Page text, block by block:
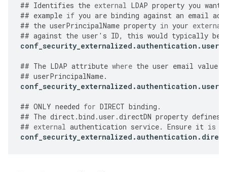
## Identifies the external LDAP property you want
## example if you are binding against an email
## the userPrincipalName property in your external
## against the user ' s ID, this would typically be
conf_security_externalized .authentication . user
## The LDAP attribute where the user email value
## userPrincipalName.
conf_security_externalized .authentication . user
## ONLY needed for DIRECT binding .
## The direct.bind .user .directDN property defines
## external authentication service. Ensure it is
conf_security_externalized .authentication . direct